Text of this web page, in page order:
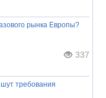
рынка Европы?
337
требования